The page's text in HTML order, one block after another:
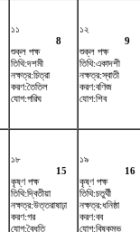
১১
8
শুক্ল পক্ষ
তিথি:দশমী
নক্ষত্র:চিত্রা
করণ:তৈতিল
যোগ:পরিঘ
১২
9
শুক্ল পক্ষ
তিথি:একাদশী
নক্ষত্র:স্বাতী
করণ:বণিজ
যোগ:শিব
১৮
15
কৃষ্ণ পক্ষ
তিথি:দ্বিতীয়া
নক্ষত্র:উত্তরাষাঢ়া
করণ:গর
যোগ:বৈধৃতি
১৯
16
কৃষ্ণ পক্ষ
তিথি:চতুর্থী
নক্ষত্র:ধনিষ্ঠা
করণ:বব
যোগ:বিষ্কুম্ভ